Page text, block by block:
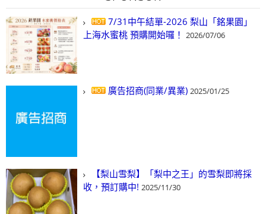
7/31中午結單-2026 梨山「銘果園」
上海水蜜桃 預購開始囉！ 2026/07/06
廣告招商(同業/異業) 2025/01/25
【梨山雪梨】「梨中之王」的雪梨即將採
收，預訂購中! 2025/11/30